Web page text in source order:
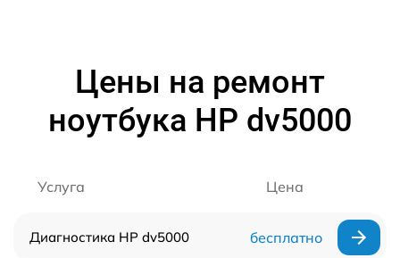
Цены на ремонт
ноутбука HP dv5000
Услуга Цена
Диагностика HP dv5000 бесплатно